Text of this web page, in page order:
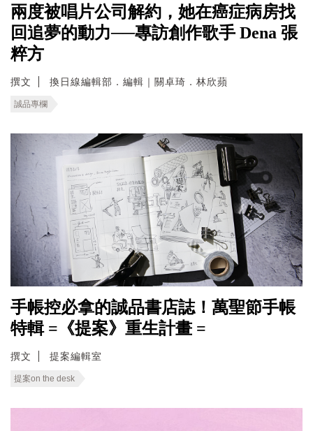
兩度被唱片公司解約，她在癌症病房找
回追夢的動力──專訪創作歌手 Dena 張
粹方
撰文 換日線編輯部．編輯｜關卓琦．林欣蘋
誠品專欄
手帳控必拿的誠品書店誌！萬聖節手帳
特輯 =《提案》重生計畫 =
撰文 提案編輯室
提案on the desk